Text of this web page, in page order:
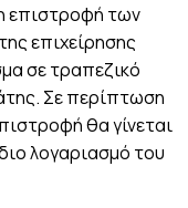
επιστροφή των
επιχείρησης
σε τραπεζικό
Σε περίπτωση
θα γίνεται
λογαριασμό του